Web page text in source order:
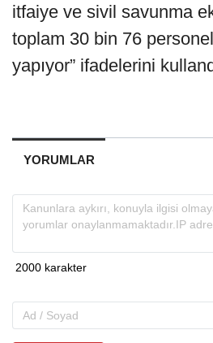
itfaiye ve sivil savunma
toplam 30 bin 76
yapıyor” ifadelerini
YORUMLAR